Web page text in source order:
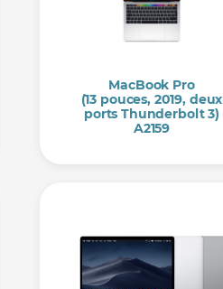
MacBook Pro
(13 pouces, 2019, deux
ports Thunderbolt 3)
A2159